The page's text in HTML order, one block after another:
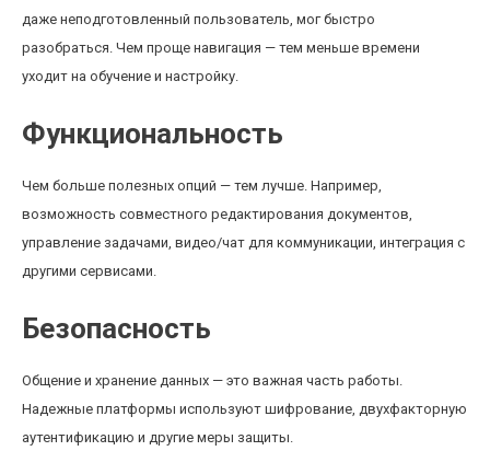
даже неподготовленный пользователь, мог быстро
разобраться. Чем проще навигация — тем меньше времени
уходит на обучение и настройку.
Функциональность
Чем больше полезных опций — тем лучше. Например,
возможность совместного редактирования документов,
управление задачами, видео/чат для коммуникации, интеграция с
другими сервисами.
Безопасность
Общение и хранение данных — это важная часть работы.
Надежные платформы используют шифрование, двухфакторную
аутентификацию и другие меры защиты.